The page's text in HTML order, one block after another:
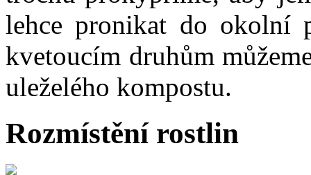
lehce pronikat do okolní
kvetoucím druhům
uleželého kompostu.
Rozmístění rostlin